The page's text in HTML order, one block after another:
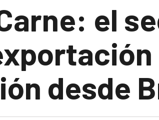
el
desde